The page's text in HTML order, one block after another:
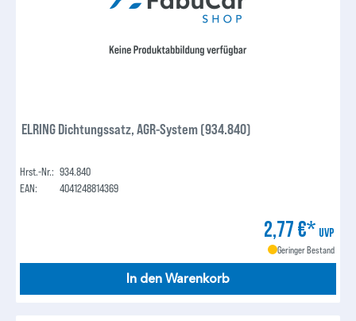
ELRING Dichtungssatz, AGR-System (934.840)
Hrst.-Nr.: 934.840
EAN:
4041248814369
2,77 €* UVP
Geringer Bestand
In den Warenkorb